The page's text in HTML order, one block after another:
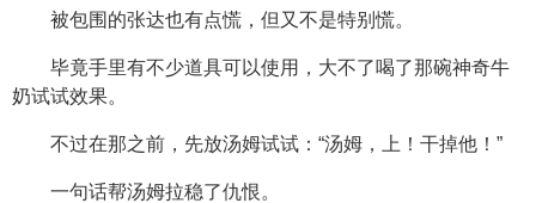
被包围的张达也有点慌，但又不是特别慌。
毕竟手里有不少道具可以使用，大不了喝了那碗神奇牛
奶试试效果。
不过在那之前，先放汤姆试试：“汤姆，上！干掉他！”
一句话帮汤姆拉稳了仇恨。